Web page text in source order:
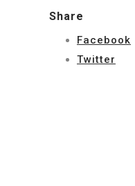
Share
Facebook
Twitter